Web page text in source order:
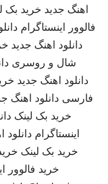
اهنگ جدید خرید بک
فالوور اینستاگرام
دانلود اهنگ جدید
شال و روسری
دانلود اهنگ جدید
فارسی دانلود اهنگ
خرید بک لینک
اینستاگرام دانلود
خرید بک لینک
خرید فالوور